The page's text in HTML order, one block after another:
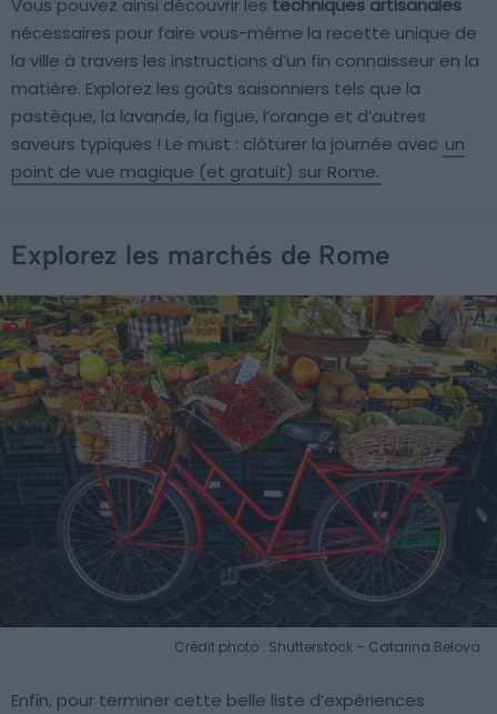
Vous pouvez ainsi découvrir les techniques artisanales
nécessaires pour faire vous-même la recette unique de
la ville à travers les instructions d’un fin connaisseur en la
matière. Explorez les goûts saisonniers tels que la
pastèque, la lavande, la figue, l’orange et d’autres
saveurs typiques ! Le must : clôturer la journée avec un
point de vue magique (et gratuit) sur Rome.
Explorez les marchés de Rome
Crédit photo : Shutterstock – Catarina Belova
Enfin, pour terminer cette belle liste d’expériences